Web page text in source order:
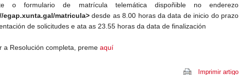
o formulario de matrícula telemática dispoñible no enderezo
egap.xunta.gal/matricula> desde as 8.00 horas da data de inicio do prazo
de solicitudes e ata as 23.55 horas da data de finalización
a Resolución completa, preme aquí
Imprimir artigo